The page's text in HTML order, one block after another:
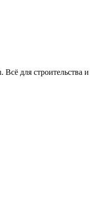
для строительства и